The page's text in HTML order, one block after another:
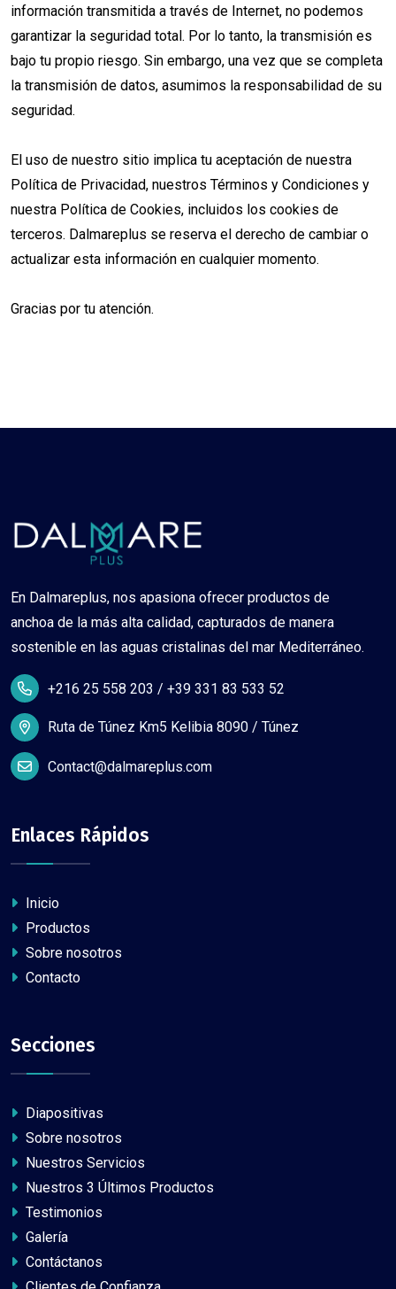
información transmitida a través de Internet, no podemos
garantizar la seguridad total. Por lo tanto, la transmisión es
bajo tu propio riesgo. Sin embargo, una vez que se completa
la transmisión de datos, asumimos la responsabilidad de su
seguridad.
El uso de nuestro sitio implica tu aceptación de nuestra
Política de Privacidad, nuestros Términos y Condiciones y
nuestra Política de Cookies, incluidos los cookies de
terceros. Dalmareplus se reserva el derecho de cambiar o
actualizar esta información en cualquier momento.
Gracias por tu atención.
En Dalmareplus, nos apasiona ofrecer productos de
anchoa de la más alta calidad, capturados de manera
sostenible en las aguas cristalinas del mar Mediterráneo.
+216 25 558 203 / +39 331 83 533 52
Ruta de Túnez Km5 Kelibia 8090 / Túnez
Contact@dalmareplus.com
Enlaces Rápidos
Inicio
Productos
Sobre nosotros
Contacto
Secciones
Diapositivas
Sobre nosotros
Nuestros Servicios
Nuestros 3 Últimos Productos
Testimonios
Galería
Contáctanos